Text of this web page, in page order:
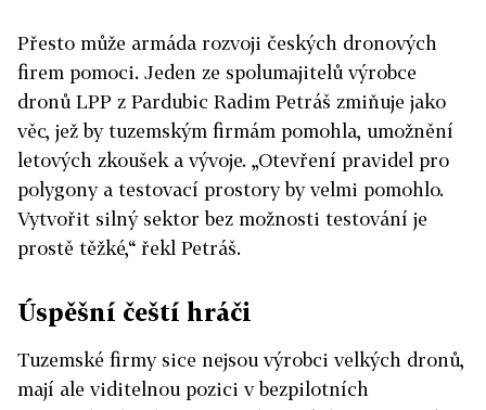
Přesto může armáda rozvoji českých dronových
firem pomoci. Jeden ze spolumajitelů výrobce
dronů LPP z Pardubic Radim Petráš zmiňuje jako
věc, jež by tuzemským firmám pomohla, umožnění
letových zkoušek a vývoje. „Otevření pravidel pro
polygony a testovací prostory by velmi pomohlo.
Vytvořit silný sektor bez možnosti testování je
prostě těžké,“ řekl Petráš.
Úspěšní čeští hráči
Tuzemské firmy sice nejsou výrobci velkých dronů,
mají ale viditelnou pozici v bezpilotních